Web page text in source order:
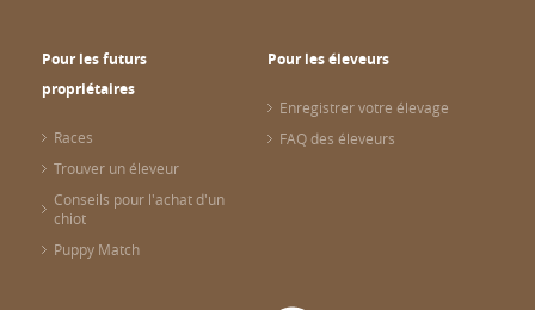
Pour les futurs
propriétaires
Races
Trouver un éleveur
Conseils pour l'achat d'un
chiot
Puppy Match
Pour les éleveurs
Enregistrer votre élevage
FAQ des éleveurs